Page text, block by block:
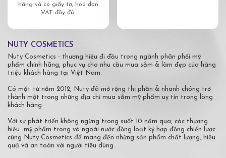
hãng và có giấy tờ, hoá đơn
VAT đầy đủ.
NUTY COSMETICS
Nuty Cosmetics - thương hiệu đi đầu trong ngành phân phối mỹ
phẩm chính hãng, phục vụ cho nhu cầu mua sắm & làm đẹp của hàng
triệu khách hàng tại Việt Nam.
Có mặt từ năm 2012, Nuty đã mở rộng thị phần & nhanh chóng trở
thành một trong những địa chỉ mua sắm mỹ phẩm uy tín trong lòng
khách hàng
Với sự phát triển không ngừng trong suốt 10 năm qua, các thương
hiệu mỹ phẩm trong và ngoài nước đồng loạt ký hợp đồng chiến lược
cùng Nuty Cosmetics để mang đến những sản phẩm chất lượng, hiệu
quả và an toàn với người tiêu dùng.